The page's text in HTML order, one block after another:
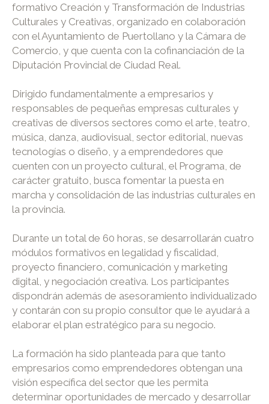
formativo Creación y Transformación de Industrias
Culturales y Creativas, organizado en colaboración
con el Ayuntamiento de Puertollano y la Cámara de
Comercio, y que cuenta con la cofinanciación de la
Diputación Provincial de Ciudad Real.
Dirigido fundamentalmente a empresarios y
responsables de pequeñas empresas culturales y
creativas de diversos sectores como el arte, teatro,
música, danza, audiovisual, sector editorial, nuevas
tecnologías o diseño, y a emprendedores que
cuenten con un proyecto cultural, el Programa, de
carácter gratuito, busca fomentar la puesta en
marcha y consolidación de las industrias culturales en
la provincia.
Durante un total de 60 horas, se desarrollarán cuatro
módulos formativos en legalidad y fiscalidad,
proyecto financiero, comunicación y marketing
digital, y negociación creativa. Los participantes
dispondrán además de asesoramiento individualizado
y contarán con su propio consultor que le ayudará a
elaborar el plan estratégico para su negocio.
La formación ha sido planteada para que tanto
empresarios como emprendedores obtengan una
visión específica del sector que les permita
determinar oportunidades de mercado y desarrollar